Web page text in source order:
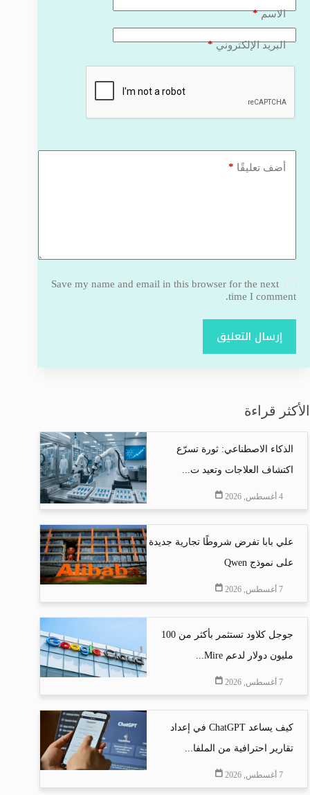
الاسم*
البريد الإلكتروني*
أضف تعليقًا *
Save my name and email in this browser for the next
time I comment.
إرسال التعليق
الأكثر قراءة
الذكاء الاصطناعي: ثورة تسرّع
اكتشاف العلاجات وتعيد ت...
4 أغسطس, 2026
علي بابا تفرض شروطًا تجارية جديدة
على نموذج Qwen
7 أغسطس, 2026
جوجل كلاود تستثمر بأكثر من 100
مليون دولار لدعم Mire...
7 أغسطس, 2026
كيف يساعد ChatGPT في إعداد
تقارير احترافية من الملفا...
7 أغسطس, 2026